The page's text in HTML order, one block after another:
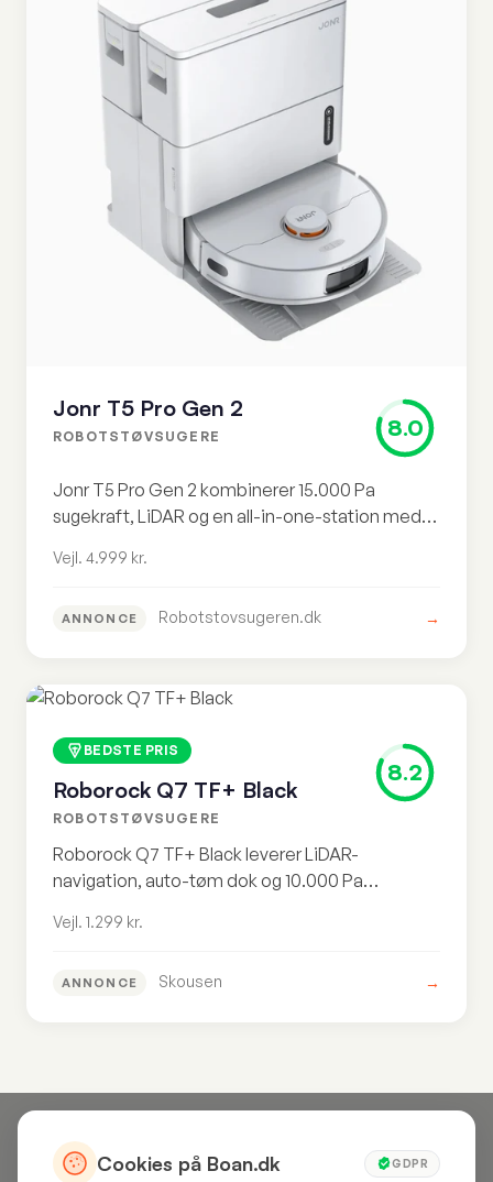
Jonr T5 Pro Gen 2
ROBOTSTØVSUGERE 8.0
Jonr T5 Pro Gen 2 kombinerer 15.000 Pa
sugekraft, LiDAR og en all-in-one-station med
men prisen på vejl. 4.999 kr er svær at forsvare
Vejl. 4.999 kr.
ANNONCE Robotstovsugeren.dk →
BEDSTE PRIS
Roborock Q7 TF+ Black
ROBOTSTØVSUGERE
8.2
Roborock Q7 TF+ Black leverer LiDAR-
navigation, auto-tøm dok og 10.000 Pa
sammenligning. Vejl. 1.299 kr for en
dobbelte.
Vejl. 1.299 kr.
ANNONCE Skousen →
Cookies på Boan.dk GDPR